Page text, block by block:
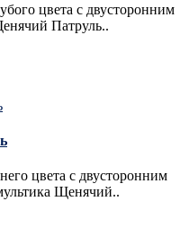
цвета с двусторонним
Патруль..
цвета с двусторонним
Щенячий..